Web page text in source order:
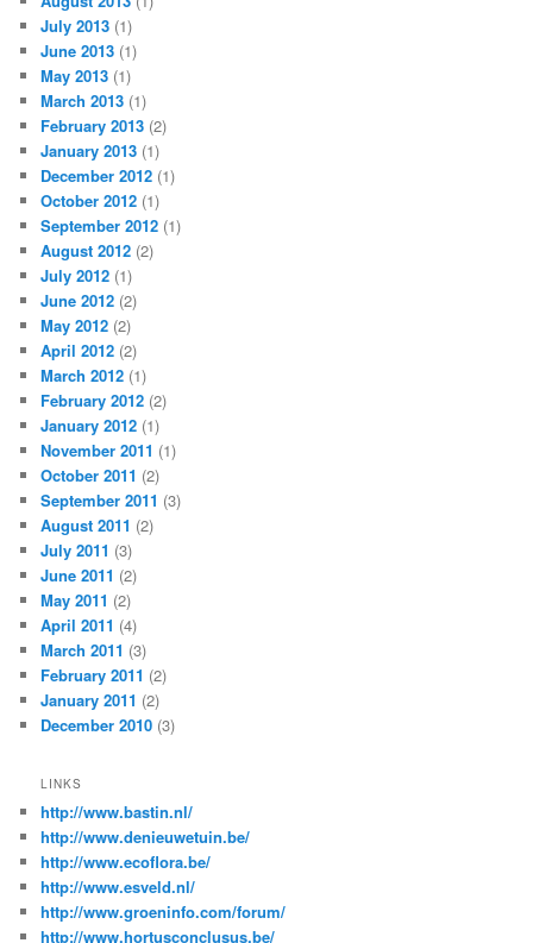
July 2013 (1)
June 2013 (1)
May 2013 (1)
March 2013 (1)
February 2013 (2)
January 2013 (1)
December 2012 (1)
October 2012 (1)
September 2012 (1)
August 2012 (2)
July 2012 (1)
June 2012 (2)
May 2012 (2)
April 2012 (2)
March 2012 (1)
February 2012 (2)
January 2012 (1)
November 2011 (1)
October 2011 (2)
September 2011 (3)
August 2011 (2)
July 2011 (3)
June 2011 (2)
May 2011 (2)
April 2011 (4)
March 2011 (3)
February 2011 (2)
January 2011 (2)
December 2010 (3)
LINKS
http://www.bastin.nl/
http://www.denieuwetuin.be/
http://www.ecoflora.be/
http://www.esveld.nl/
http://www.groeninfo.com/forum/
http://www.hortusconclusus.be/